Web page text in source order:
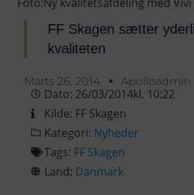
FF Skagen sætter
kvaliteten
Marts 26, 2014 Apolloadmin
Dato: 26/03/2014kl. 10:22
Kilde: FF Skagen
Kategori: Nyheder
Tags: FF Skagen
Land: Danmark